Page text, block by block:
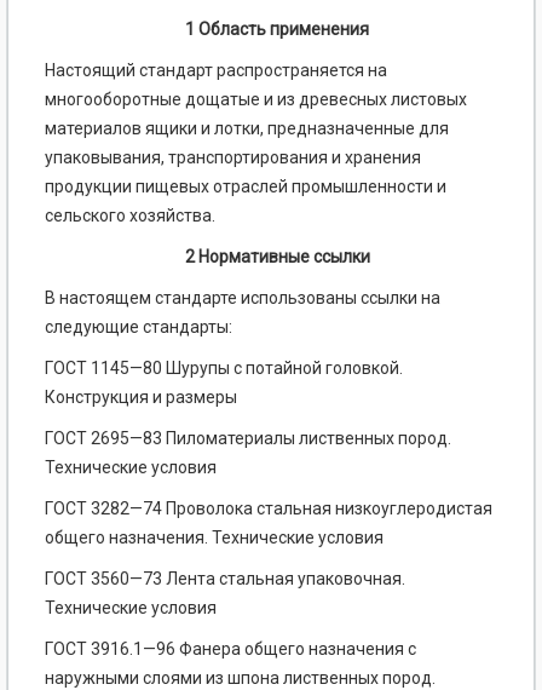
1 Область применения
Настоящий стандарт распространяется на
многооборотные дощатые и из древесных листовых
материалов ящики и лотки, предназначенные для
упаковывания, транспортирования и хранения
продукции пищевых отраслей промышленности и
сельского хозяйства.
2 Нормативные ссылки
В настоящем стандарте использованы ссылки на
следующие стандарты:
ГОСТ 1145—80 Шурупы с потайной головкой.
Конструкция и размеры
ГОСТ 2695—83 Пиломатериалы лиственных пород.
Технические условия
ГОСТ 3282—74 Проволока стальная низкоуглеродистая
общего назначения. Технические условия
ГОСТ 3560—73 Лента стальная упаковочная.
Технические условия
ГОСТ 3916.1—96 Фанера общего назначения с
наружными слоями из шпона лиственных пород.